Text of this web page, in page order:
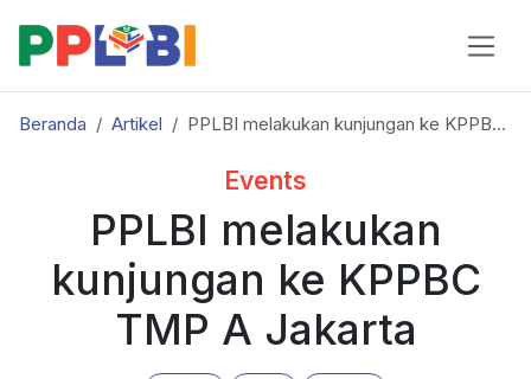
Beranda Artikel PPLBI melakukan kunjungan ke KPPBC TMP A Jakarta
Events
PPLBI melakukan
kunjungan ke KPPBC
TMP A Jakarta